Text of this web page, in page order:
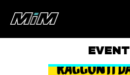
EVENTI